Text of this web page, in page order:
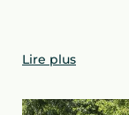
Lire plus